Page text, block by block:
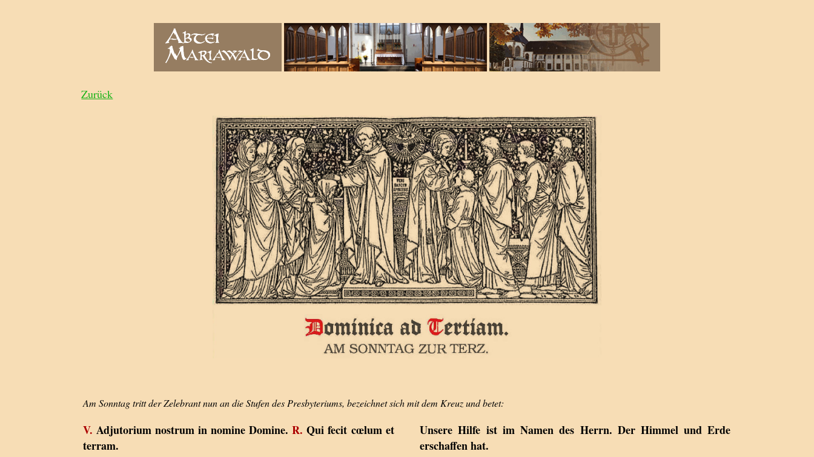
Zurück
Am Sonntag tritt der Zelebrant nun an die Stufen des Presbyteriums, bezeichnet sich mit dem Kreuz und betet:
V. Adjutorium nostrum in nomine Domine.R. Qui fecit cœlum et
terram.
Unsere Hilfe ist im Namen des Herrn. Der Himmel und Erde
erschaffen hat.